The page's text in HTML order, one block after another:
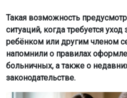
Такая возможность
ситуаций, когда требуется
ребёнком или другим членом
напомнили о правилах
больничных, а также о
законодательстве.